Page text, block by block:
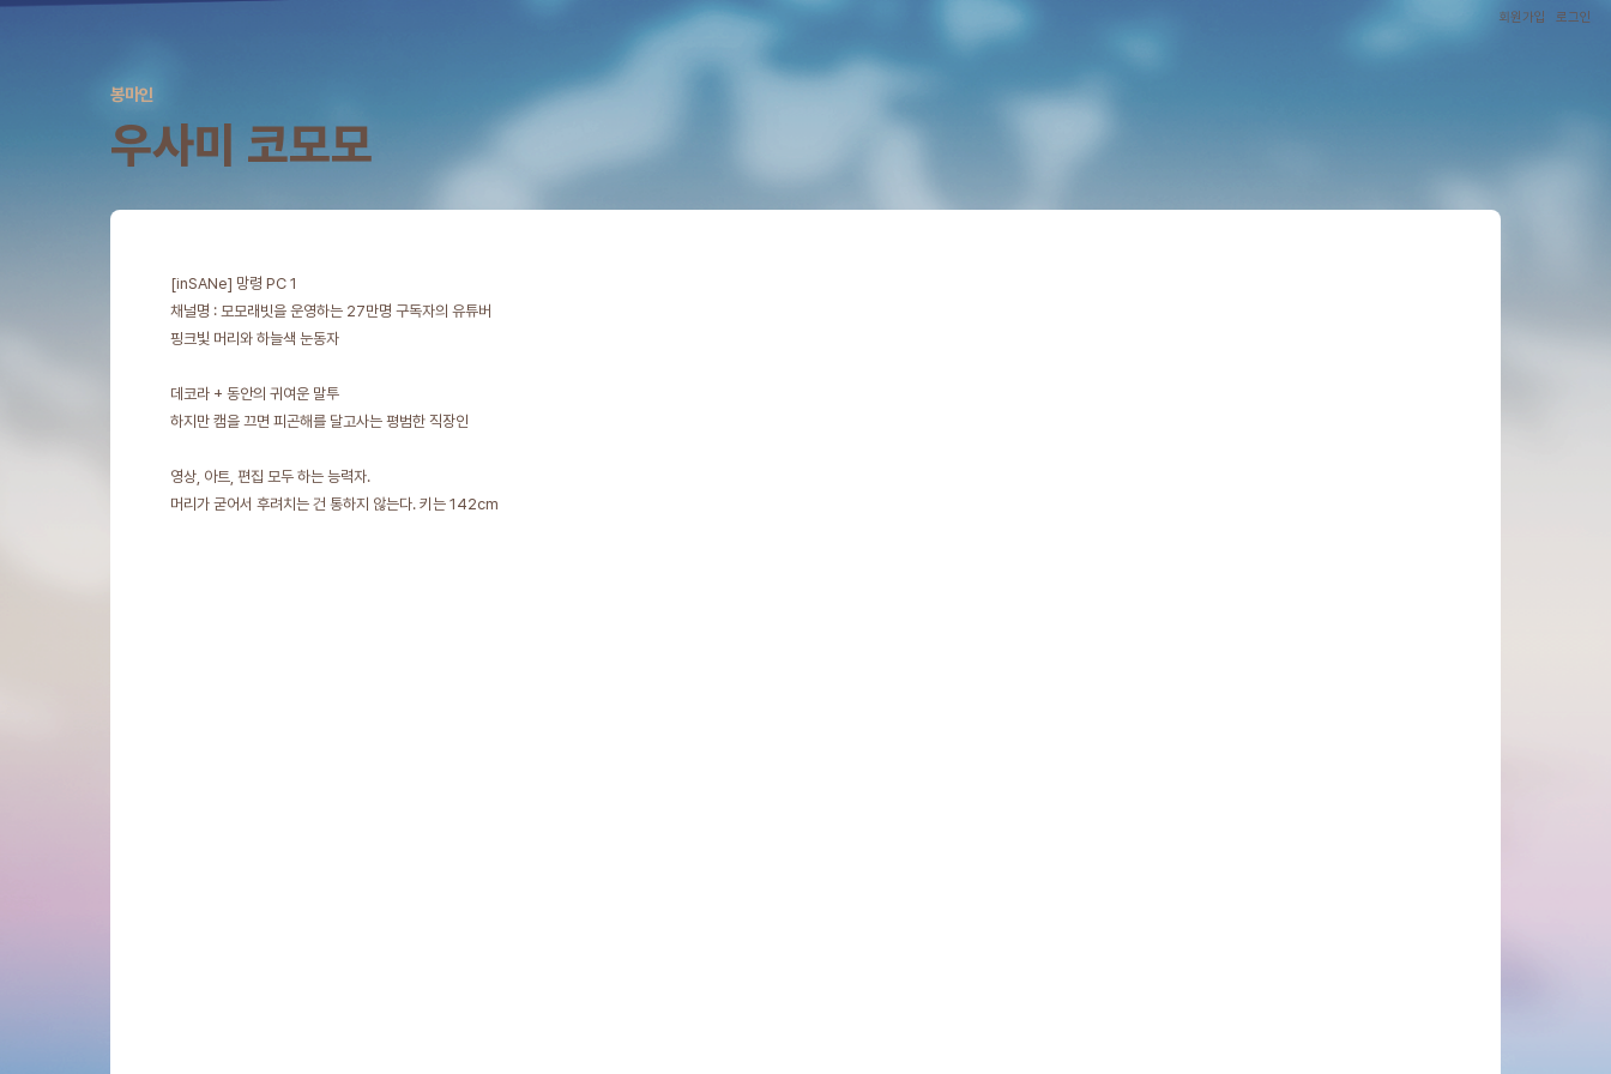
회원가입 로그인
봉마인
우사미 코모모
[inSANe] 망령 PC 1
채널명 : 모모래빗을 운영하는 27만명 구독자의 유튜버
핑크빛 머리와 하늘색 눈동자
데코라 + 동안의 귀여운 말투
하지만 캠을 끄면 피곤해를 달고사는 평범한 직장인
영상, 아트, 편집 모두 하는 능력자.
머리가 굳어서 후려치는 건 통하지 않는다. 키는 142cm